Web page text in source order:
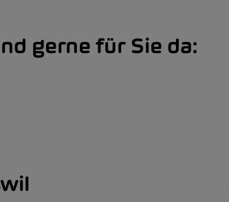
gerne für Sie da: